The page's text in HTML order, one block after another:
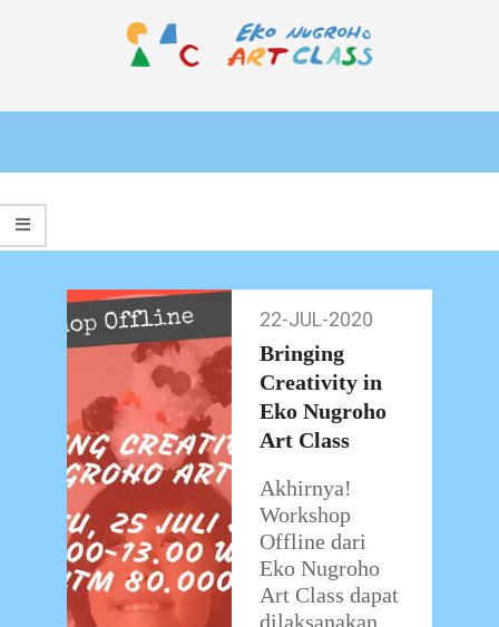
ART
CLASS
Primary
Menu
Jul-
2020
22-JUL-2020
Bringing
Creativity in
Eko Nugroho
Art Class
Akhirnya!
Workshop
Offline dari
Eko Nugroho
Art Class dapat
dilaksanakan